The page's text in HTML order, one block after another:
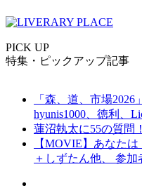
PICK UP
特集・ピックアップ記事
「森、道、市場
hyunis1000、徳利、
蓮沼執太に55の質問
【MOVIE】あなた
＋しずたん他、 参加